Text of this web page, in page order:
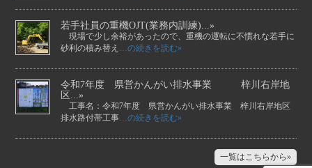
若手社員の重機OJT(業務内訓練)...»
現場で少し余裕があったので、重機の運転に不慣れな若手に
砂利の積み替え …の続きを読む»
令和7年度 県営かんがい排水事業 梓川右岸地
区...»
工事名：令和7年度 県営かんがい排水事業 梓川右岸地区
排水路付帯工事…の続きを読む»
一覧はこちらから»